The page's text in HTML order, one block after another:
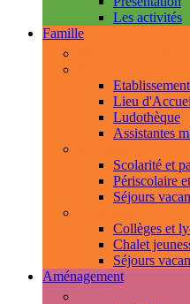
Les activités
Famille
Lieu
Ludothèque
Assistantes
Scolarité et
Périscolaire
Séjours
Collèges et
Chalet
Séjours
Aménagement